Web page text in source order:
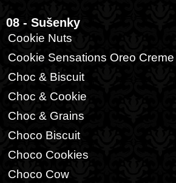
08 - Sušenky
Cookie Nuts
Cookie Sensations Oreo Creme
Choc & Biscuit
Choc & Cookie
Choc & Grains
Choco Biscuit
Choco Cookies
Choco Cow